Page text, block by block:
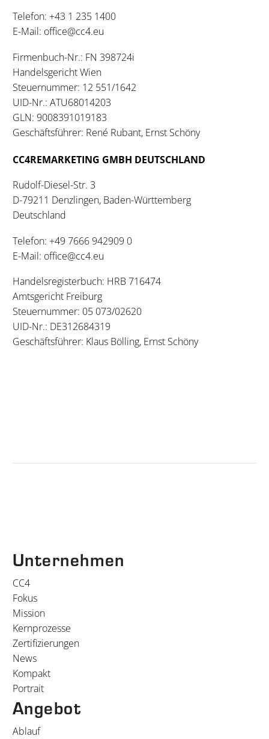
Telefon: +43 1 235 1400
E-Mail: office@cc4.eu
Firmenbuch-Nr.: FN 398724i
Handelsgericht Wien
Steuernummer: 12 551/1642
UID-Nr.: ATU68014203
GLN: 9008391019183
Geschäftsführer: René Rubant, Ernst Schöny
CC4REMARKETING GMBH DEUTSCHLAND
Rudolf-Diesel-Str. 3
D-79211 Denzlingen, Baden-Württemberg
Deutschland
Telefon: +49 7666 942909 0
E-Mail: office@cc4.eu
Handelsregisterbuch: HRB 716474
Amtsgericht Freiburg
Steuernummer: 05 073/02620
UID-Nr.: DE312684319
Geschäftsführer: Klaus Bölling, Ernst Schöny
Unternehmen
CC4
Fokus
Mission
Kernprozesse
Zertifizierungen
News
Kompakt
Portrait
Angebot
Ablauf